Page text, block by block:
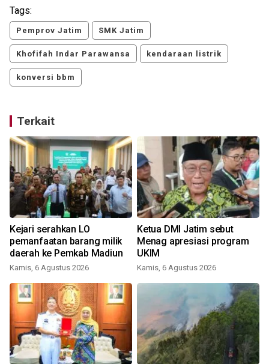
Tags:
Pemprov Jatim SMK Jatim
Khofifah Indar Parawansa kendaraan listrik
konversi bbm
Terkait
Kejari serahkan LO
pemanfaatan barang milik
daerah ke Pemkab Madiun
Kamis, 6 Agustus 2026
Ketua DMI Jatim sebut
Menag apresiasi program
UKIM
Kamis, 6 Agustus 2026